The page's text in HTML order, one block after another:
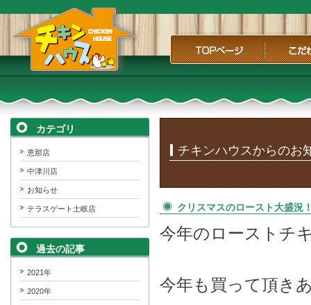
チキンハウス｜岐阜県産若どり
クアウト&ランチ&居酒屋
カテゴリ
恵那店
中津川店
お知らせ
テラスゲート土岐店
過去の記事
2021年
2020年
チキンハウスからのお
クリスマスのロースト大盛況
今年のローストチ
今年も買って頂き